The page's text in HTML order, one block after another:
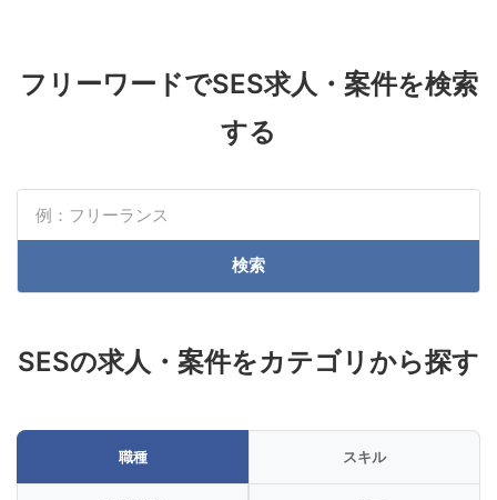
フリーワードでSES求人・案件を検索
する
検索
SESの求人・案件をカテゴリから探す
職種 スキル